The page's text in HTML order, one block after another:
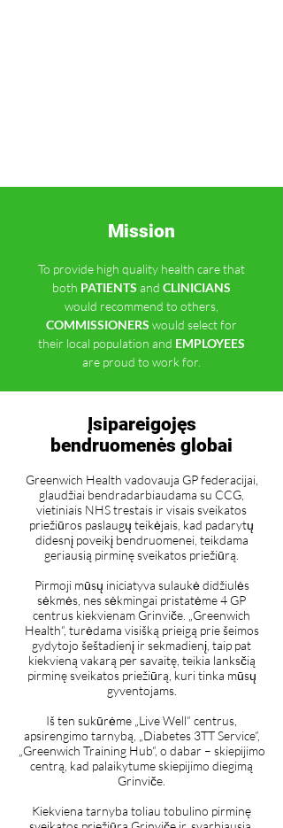
Mission
To provide high quality health care that
both PATIENTS and CLINICIANS
would recommend to others,
COMMISSIONERS would select for
their local population and EMPLOYEES
are proud to work for.
Įsipareigojęs
bendruomenės globai
Greenwich Health vadovauja GP federacijai,
glaudžiai bendradarbiaudama su CCG,
vietiniais NHS trestais ir visais sveikatos
priežiūros paslaugų teikėjais, kad padarytų
didesnį poveikį bendruomenei, teikdama
geriausią pirminę sveikatos priežiūrą.
Pirmoji mūsų iniciatyva sulaukė didžiulės
sėkmės, nes sėkmingai pristatėme 4 GP
centrus kiekvienam Grinviče. „Greenwich
Health“, turėdama visišką prieigą prie šeimos
gydytojo šeštadienį ir sekmadienį, taip pat
kiekvieną vakarą per savaitę, teikia lanksčią
pirminę sveikatos priežiūrą, kuri tinka mūsų
gyventojams.
Iš ten sukūrėme „Live Well“ centrus,
apsirengimo tarnybą, „Diabetes 3TT Service“,
„Greenwich Training Hub“, o dabar – skiepijimo
centrą, kad palaikytume skiepijimo diegimą
Grinviče.
Kiekviena tarnyba toliau tobulino pirminę